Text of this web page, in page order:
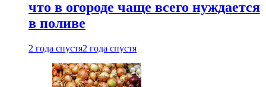
что в огороде чаще всего нуждается
в поливе
2 года спустя2 года спустя